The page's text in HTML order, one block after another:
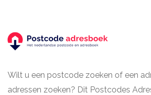
Wilt u een postcode zoeken of een
adressen zoeken? Dit Postcodes